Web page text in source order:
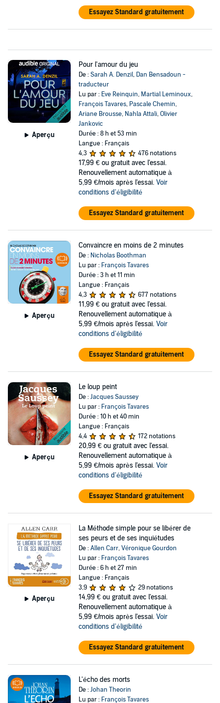
Essayez Standard gratuitement
Aperçu
Pour l'amour du jeu
De :Sarah A. Denzil, Dan Bensadoun -
traducteur
Lu par : Eve Reinquin, Martial Leminoux,
François Tavares, Pascale Chemin,
Ariane Brousse, Nahla Attali,Olivier
Jankovic
Durée : 8 h et 53 min
Langue : Français
4,3
476 notations
17,99 € ou gratuit avec l'essai.
Renouvellement automatique à
5,99 €/mois après l'essai. Voir
conditions d'éligibilité
Essayez Standard gratuitement
Aperçu
Convaincre en moins de 2 minutes
De : Nicholas Boothman
Lu par : François Tavares
Durée : 3 h et 11 min
Langue : Français
4,3
677 notations
11,99 € ou gratuit avec l'essai.
Renouvellement automatique à
5,99 €/mois après l'essai. Voir
conditions d'éligibilité
Essayez Standard gratuitement
Aperçu
Le loup peint
De :Jacques Saussey
Lu par : François Tavares
Durée : 10 h et 40 min
Langue : Français
4,4
172 notations
20,99 € ou gratuit avec l'essai.
Renouvellement automatique à
5,99 €/mois après l'essai. Voir
conditions d'éligibilité
Essayez Standard gratuitement
Aperçu
La Méthode simple pour se libérer de
ses peurs et de ses inquiétudes
De :Allen Carr,Véronique Gourdon
Lu par : François Tavares
Durée : 6 h et 27 min
Langue : Français
3,9
29 notations
14,99 € ou gratuit avec l'essai.
Renouvellement automatique à
5,99 €/mois après l'essai. Voir
conditions d'éligibilité
Essayez Standard gratuitement
L'écho des morts
De :Johan Theorin
Lu par : François Tavares